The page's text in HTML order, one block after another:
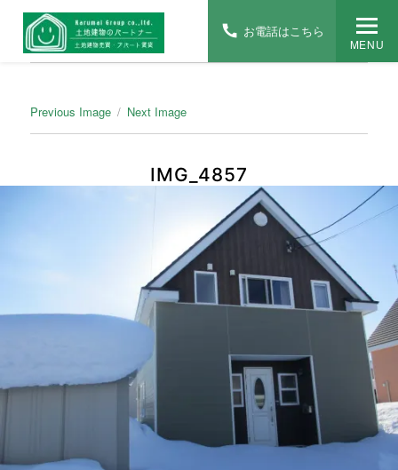
MENU
Previous Image Next Image
IMG_4857
お電話はこちら